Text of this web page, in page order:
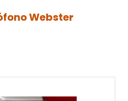
Webster